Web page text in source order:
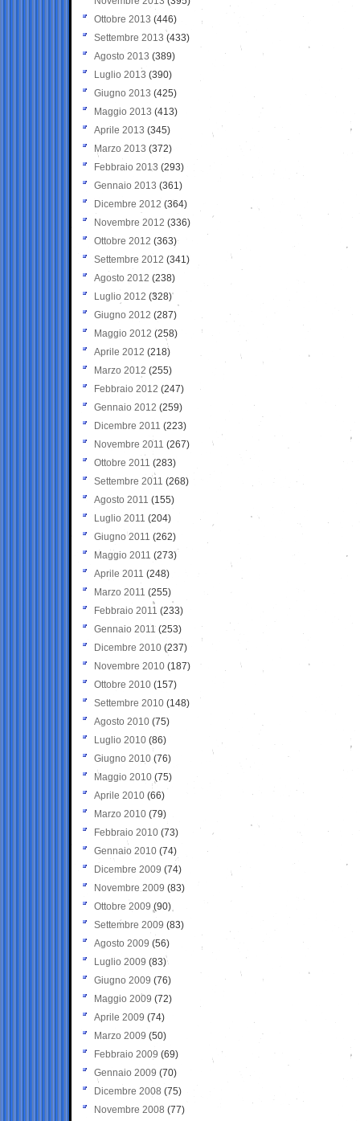
Ottobre 2013 (446)
Settembre 2013 (433)
Agosto 2013 (389)
Luglio 2013 (390)
Giugno 2013 (425)
Maggio 2013 (413)
Aprile 2013 (345)
Marzo 2013 (372)
Febbraio 2013 (293)
Gennaio 2013 (361)
Dicembre 2012 (364)
Novembre 2012 (336)
Ottobre 2012 (363)
Settembre 2012 (341)
Agosto 2012 (238)
Luglio 2012 (328)
Giugno 2012 (287)
Maggio 2012 (258)
Aprile 2012 (218)
Marzo 2012 (255)
Febbraio 2012 (247)
Gennaio 2012 (259)
Dicembre 2011 (223)
Novembre 2011 (267)
Ottobre 2011 (283)
Settembre 2011 (268)
Agosto 2011 (155)
Luglio 2011 (204)
Giugno 2011 (262)
Maggio 2011 (273)
Aprile 2011 (248)
Marzo 2011 (255)
Febbraio 2011 (233)
Gennaio 2011 (253)
Dicembre 2010 (237)
Novembre 2010 (187)
Ottobre 2010 (157)
Settembre 2010 (148)
Agosto 2010 (75)
Luglio 2010 (86)
Giugno 2010 (76)
Maggio 2010 (75)
Aprile 2010 (66)
Marzo 2010 (79)
Febbraio 2010 (73)
Gennaio 2010 (74)
Dicembre 2009 (74)
Novembre 2009 (83)
Ottobre 2009 (90)
Settembre 2009 (83)
Agosto 2009 (56)
Luglio 2009 (83)
Giugno 2009 (76)
Maggio 2009 (72)
Aprile 2009 (74)
Marzo 2009 (50)
Febbraio 2009 (69)
Gennaio 2009 (70)
Dicembre 2008 (75)
Novembre 2008 (77)